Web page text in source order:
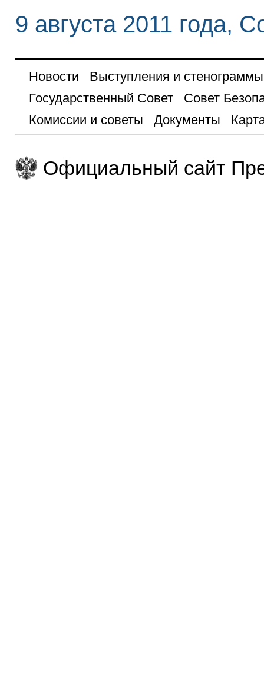
9 августа 2011 года,
Новости
Выступления и стенограммы
Государственный Совет
Совет
Комиссии и советы
Документы
Официальный сайт